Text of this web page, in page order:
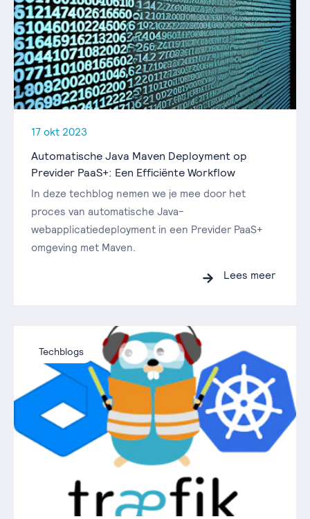
17 okt 2023
Automatische Java Maven Deployment op
Previder PaaS+: Een Efficiënte Workflow
In deze techblog nemen we je mee door het
proces van automatische Java-
webapplicatiedeployment in een Previder PaaS+
omgeving met Maven.
Lees meer
Techblogs